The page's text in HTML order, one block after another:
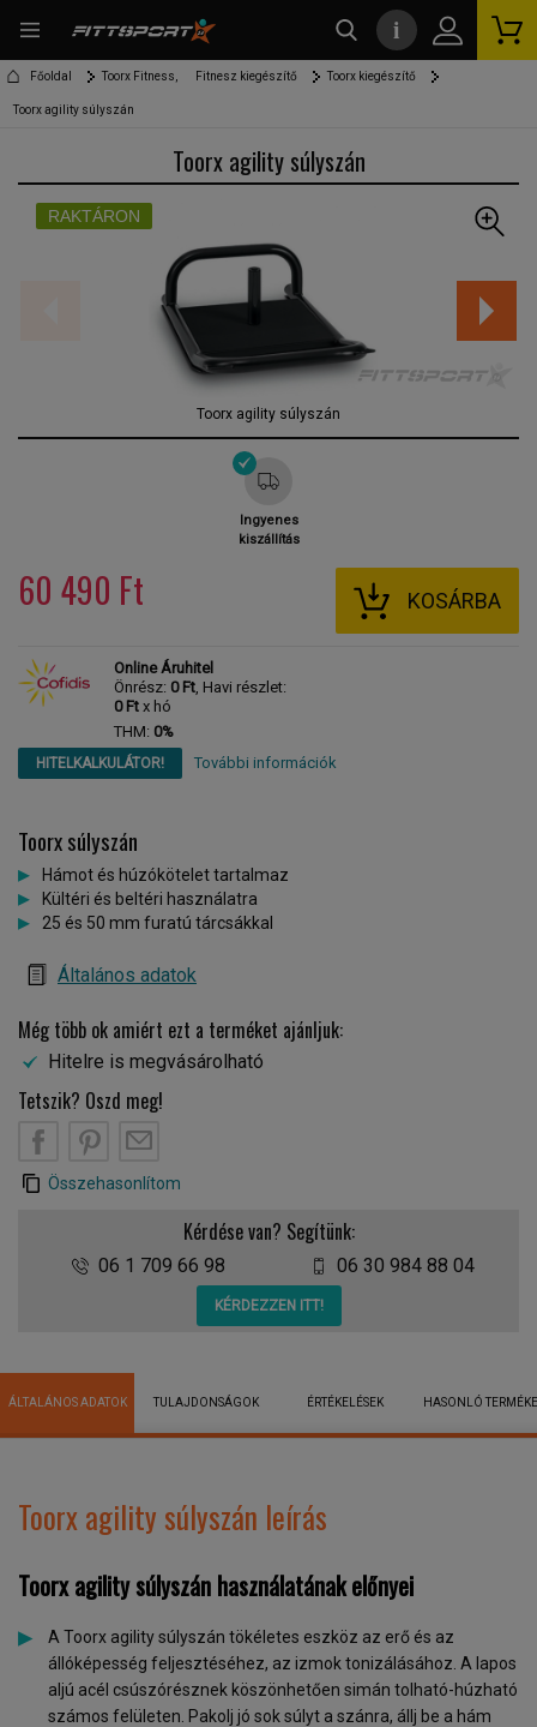
Főoldal Toorx Fitness, Fitnesz kiegészítő Toorx kiegészítő
Toorx agility súlyszán
Toorx agility súlyszán
RAKTÁRON
Toorx agility súlyszán
Ingyenes
kiszállítás
60 490 Ft KOSÁRBA
Online Áruhitel
Önrész: 0 Ft, Havi részlet:
0 Ft x hó
THM: 0%
HITELKALKULÁTOR! További információk
Toorx súlyszán
Hámot és húzókötelet tartalmaz
Kültéri és beltéri használatra
25 és 50 mm furatú tárcsákkal
Általános adatok
Még több ok amiért ezt a terméket ajánljuk:
Hitelre is megvásárolható
Tetszik? Oszd meg!
Összehasonlítom
Kérdése van? Segítünk:
06 1 709 66 98 06 30 984 88 04
KÉRDEZZEN ITT!
ÁLTALÁNOS ADATOK TULAJDONSÁGOK ÉRTÉKELÉSEK HASONLÓ
Toorx agility súlyszán leírás
Toorx agility súlyszán használatának előnyei
A Toorx agility súlyszán tökéletes eszköz az erő és az
állóképesség feljesztéséhez, az izmok tonizálásához. A lapos
aljú acél csúszórésznek köszönhetően simán tolható-húzható
számos felületen. Pakolj jó sok súlyt a szánra, állj be a hám
i
kereső